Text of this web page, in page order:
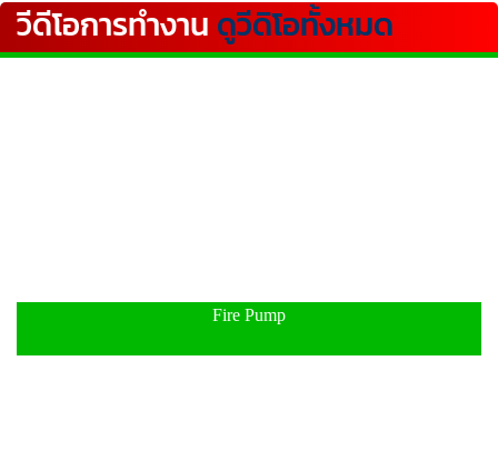
วีดีโอการทำงาน ดูวีดิโอทั้งหมด
Fire Pump